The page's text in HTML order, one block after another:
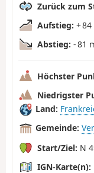
Zurück zum
Aufstieg: +
Abstieg: - 81
Höchster
Niedrigster
Land:
Gemeinde:
Start/Ziel: N
IGN-Karte(n):